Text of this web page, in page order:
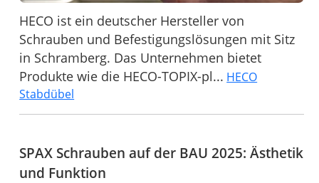
HECO ist ein deutscher Hersteller von
Schrauben und Befestigungslösungen mit Sitz
in Schramberg. Das Unternehmen bietet
Produkte wie die HECO-TOPIX-pl... HECO
Stabdübel
SPAX Schrauben auf der BAU 2025: Ästhetik
und Funktion